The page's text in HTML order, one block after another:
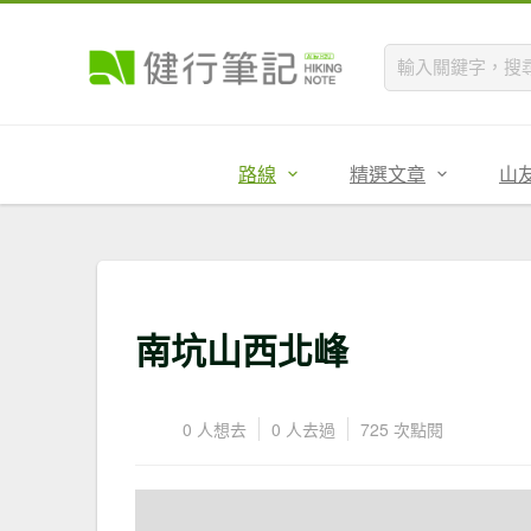
路線 精選文章 山
南坑山西北峰
0 人想去 0 人去過 725 次點閱